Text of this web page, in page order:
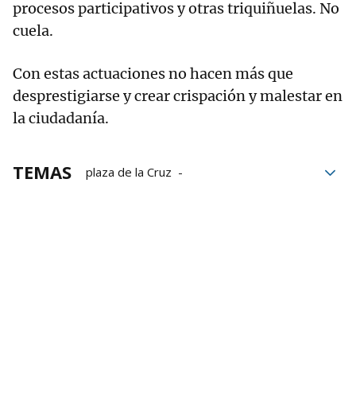
procesos participativos y otras triquiñuelas. No
cuela.
Con estas actuaciones no hacen más que
desprestigiarse y crear crispación y malestar en
la ciudadanía.
TEMAS
plaza de la Cruz